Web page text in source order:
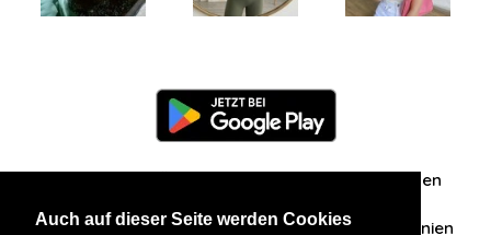
Auch auf dieser Seite werden Cookies
Zuschriften/Erfahrungen
Datenschutzerklärung AGB Datenschutzrichtlinien